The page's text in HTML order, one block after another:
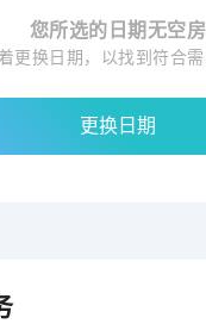
您所选的日期无空房
更换日期，以找到符合需
更换日期